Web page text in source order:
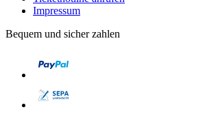
Impressum
Bequem und sicher zahlen